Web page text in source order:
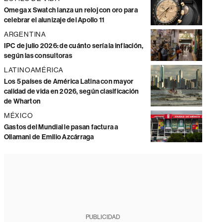
Omega x Swatch lanza un reloj con oro para
celebrar el alunizaje del Apollo 11
ARGENTINA
IPC de julio 2026: de cuánto sería la inflación,
según las consultoras
LATINOAMÉRICA
Los 5 países de América Latina con mayor
calidad de vida en 2026, según clasificación
de Wharton
MÉXICO
Gastos del Mundial le pasan factura a
Ollamani de Emilio Azcárraga
PUBLICIDAD